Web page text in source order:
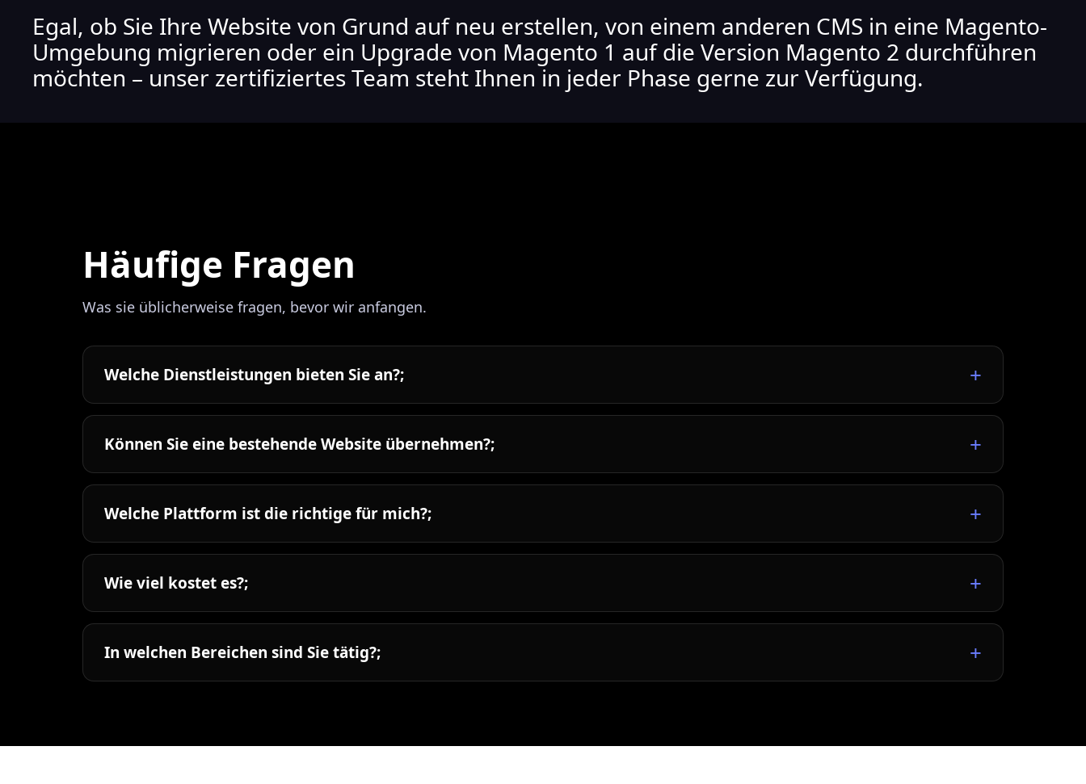
Egal, ob Sie Ihre Website von Grund auf neu erstellen, von einem anderen CMS in eine Magento-
Umgebung migrieren oder ein Upgrade von Magento 1 auf die Version Magento 2 durchführen
möchten – unser zertifiziertes Team steht Ihnen in jeder Phase gerne zur Verfügung.
Häufige Fragen
Was sie üblicherweise fragen, bevor wir anfangen.
Welche Dienstleistungen bieten Sie an?;
Können Sie eine bestehende Website übernehmen?;
Welche Plattform ist die richtige für mich?;
Wie viel kostet es?;
In welchen Bereichen sind Sie tätig?;